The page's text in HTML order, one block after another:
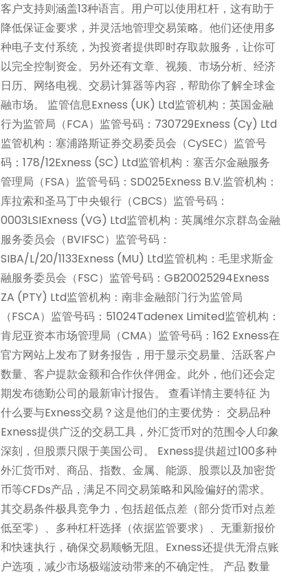
客户支持则涵盖13种语言。用户可以使用杠杆，这有助于
降低保证金要求，并灵活地管理交易策略。他们还使用多
种电子支付系统，为投资者提供即时存取款服务，让你可
以完全控制资金。另外还有文章、视频、市场分析、经济
日历、网络电视、交易计算器等内容，帮助你了解全球金
融市场。 监管信息Exness (UK) Ltd监管机构：英国金融
行为监管局（FCA）监管号码：730729Exness (Cy) Ltd
监管机构：塞浦路斯证券交易委员会（CySEC）监管号
码：178/12Exness (SC) Ltd监管机构：塞舌尔金融服务
管理局（FSA）监管号码：SD025Exness B.V.监管机构：
库拉索和圣马丁中央银行（CBCS）监管号码：
0003LSIExness (VG) Ltd监管机构：英属维尔京群岛金融
服务委员会（BVIFSC）监管号码：
SIBA/L/20/1133Exness (MU) Ltd监管机构：毛里求斯金
融服务委员会（FSC）监管号码：GB20025294Exness
ZA (PTY) Ltd监管机构：南非金融部门行为监管局
（FSCA）监管号码：51024Tadenex Limited监管机构：
肯尼亚资本市场管理局（CMA）监管号码：162 Exness在
官方网站上发布了财务报告，用于显示交易量、活跃客户
数量、客户提款金额和合作伙伴佣金。此外，他们还会定
期发布德勤公司的最新审计报告。 查看详情主要特征 为
什么要与Exness交易？这是他们的主要优势： 交易品种
Exness提供广泛的交易工具，外汇货币对的范围令人印象
深刻，但股票只限于美国公司。 Exness提供超过100多种
外汇货币对、商品、指数、金属、能源、股票以及加密货
币等CFDs产品，满足不同交易策略和风险偏好的需求。
其交易条件极具竞争力，包括超低点差（部分货币对点差
低至零）、多种杠杆选择（依据监管要求）、无重新报价
和快速执行，确保交易顺畅无阻。Exness还提供无滑点账
户选项，减少市场极端波动带来的不确定性。 产品 数量